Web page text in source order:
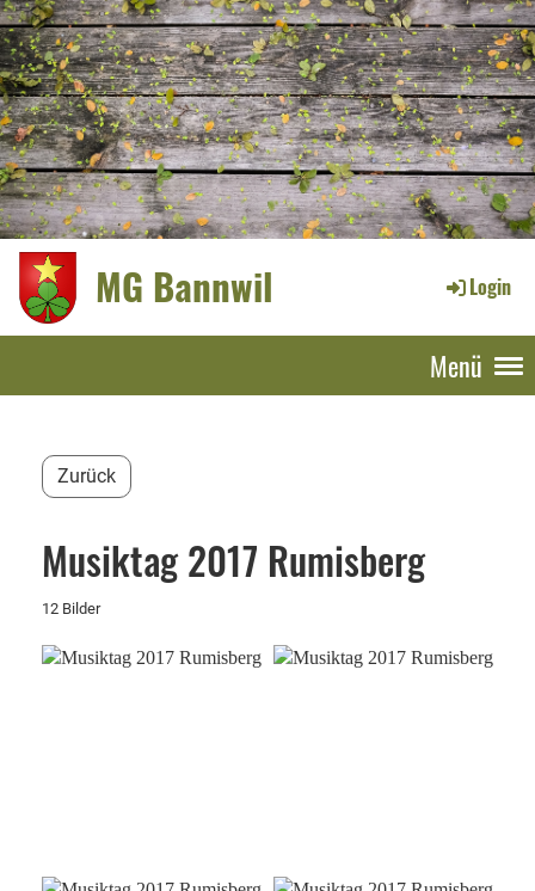
MG Bannwil Login
Menü
Zurück
Musiktag 2017 Rumisberg
12 Bilder